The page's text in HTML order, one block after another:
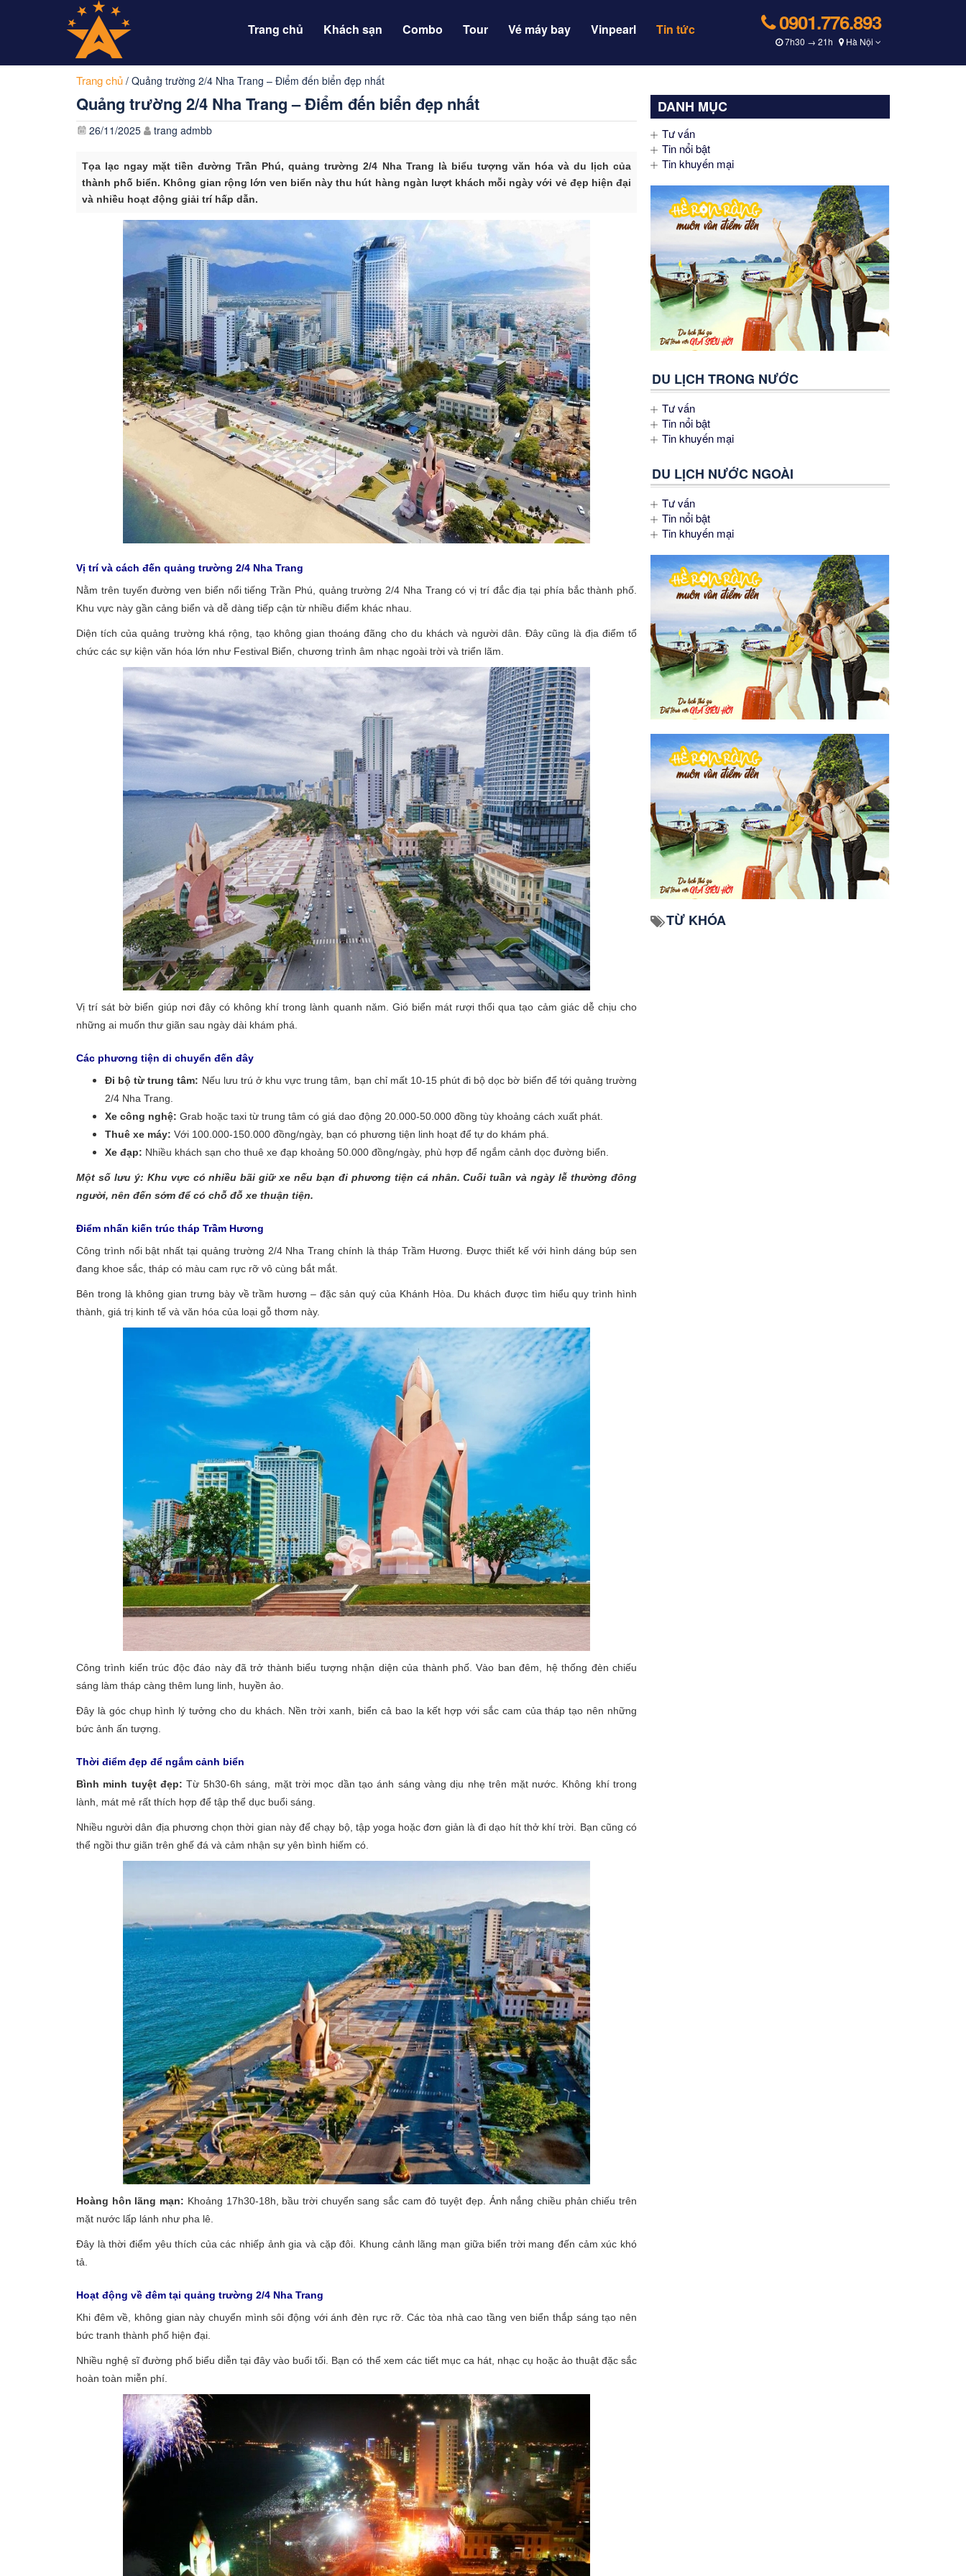
Trang chủ Khách sạn Combo Tour Vé máy bay Vinpearl Tin tức 0901.776.893
7h30 → 21h Hà Nội
Trang chủ / Quảng trường 2/4 Nha Trang – Điểm đến biển đẹp nhất
Quảng trường 2/4 Nha Trang – Điểm đến biển đẹp nhất
26/11/2025 trang admbb
Tọa lạc ngay mặt tiền đường Trần Phú, quảng trường 2/4 Nha Trang là biểu tượng văn hóa và du lịch của
thành phố biển. Không gian rộng lớn ven biển này thu hút hàng ngàn lượt khách mỗi ngày với vẻ đẹp hiện đại
và nhiều hoạt động giải trí hấp dẫn.
Vị trí và cách đến quảng trường 2/4 Nha Trang
Nằm trên tuyến đường ven biển nổi tiếng Trần Phú, quảng trường 2/4 Nha Trang có vị trí đắc địa tại phía bắc thành phố.
Khu vực này gần cảng biển và dễ dàng tiếp cận từ nhiều điểm khác nhau.
Diện tích của quảng trường khá rộng, tạo không gian thoáng đãng cho du khách và người dân. Đây cũng là địa điểm tổ
chức các sự kiện văn hóa lớn như Festival Biển, chương trình âm nhạc ngoài trời và triển lãm.
Vị trí sát bờ biển giúp nơi đây có không khí trong lành quanh năm. Gió biển mát rượi thổi qua tạo cảm giác dễ chịu cho
những ai muốn thư giãn sau ngày dài khám phá.
Các phương tiện di chuyển đến đây
Đi bộ từ trung tâm: Nếu lưu trú ở khu vực trung tâm, bạn chỉ mất 10-15 phút đi bộ dọc bờ biển để tới quảng trường
2/4 Nha Trang.
Xe công nghệ: Grab hoặc taxi từ trung tâm có giá dao động 20.000-50.000 đồng tùy khoảng cách xuất phát.
Thuê xe máy: Với 100.000-150.000 đồng/ngày, bạn có phương tiện linh hoạt để tự do khám phá.
Xe đạp: Nhiều khách sạn cho thuê xe đạp khoảng 50.000 đồng/ngày, phù hợp để ngắm cảnh dọc đường biển.
Một số lưu ý: Khu vực có nhiều bãi giữ xe nếu bạn đi phương tiện cá nhân. Cuối tuần và ngày lễ thường đông
người, nên đến sớm để có chỗ đỗ xe thuận tiện.
Điểm nhấn kiến trúc tháp Trầm Hương
Công trình nổi bật nhất tại quảng trường 2/4 Nha Trang chính là tháp Trầm Hương. Được thiết kế với hình dáng búp sen
đang khoe sắc, tháp có màu cam rực rỡ vô cùng bắt mắt.
Bên trong là không gian trưng bày về trầm hương – đặc sản quý của Khánh Hòa. Du khách được tìm hiểu quy trình hình
thành, giá trị kinh tế và văn hóa của loại gỗ thơm này.
Công trình kiến trúc độc đáo này đã trở thành biểu tượng nhận diện của thành phố. Vào ban đêm, hệ thống đèn chiếu
sáng làm tháp càng thêm lung linh, huyền ảo.
Đây là góc chụp hình lý tưởng cho du khách. Nền trời xanh, biển cả bao la kết hợp với sắc cam của tháp tạo nên những
bức ảnh ấn tượng.
Thời điểm đẹp để ngắm cảnh biển
Bình minh tuyệt đẹp: Từ 5h30-6h sáng, mặt trời mọc dần tạo ánh sáng vàng dịu nhẹ trên mặt nước. Không khí trong
lành, mát mẻ rất thích hợp để tập thể dục buổi sáng.
Nhiều người dân địa phương chọn thời gian này để chạy bộ, tập yoga hoặc đơn giản là đi dạo hít thở khí trời. Bạn cũng có
thể ngồi thư giãn trên ghế đá và cảm nhận sự yên bình hiếm có.
Hoàng hôn lãng mạn: Khoảng 17h30-18h, bầu trời chuyển sang sắc cam đỏ tuyệt đẹp. Ánh nắng chiều phản chiếu trên
mặt nước lấp lánh như pha lê.
Đây là thời điểm yêu thích của các nhiếp ảnh gia và cặp đôi. Khung cảnh lãng mạn giữa biển trời mang đến cảm xúc khó
tả.
Hoạt động về đêm tại quảng trường 2/4 Nha Trang
Khi đêm về, không gian này chuyển mình sôi động với ánh đèn rực rỡ. Các tòa nhà cao tầng ven biển thắp sáng tạo nên
bức tranh thành phố hiện đại.
Nhiều nghệ sĩ đường phố biểu diễn tại đây vào buổi tối. Bạn có thể xem các tiết mục ca hát, nhạc cụ hoặc ảo thuật đặc sắc
hoàn toàn miễn phí.
DANH MỤC
Tư vấn
Tin nổi bật
Tin khuyến mại
DU LỊCH TRONG NƯỚC
Tư vấn
Tin nổi bật
Tin khuyến mại
DU LỊCH NƯỚC NGOÀI
Tư vấn
Tin nổi bật
Tin khuyến mại
TỪ KHÓA